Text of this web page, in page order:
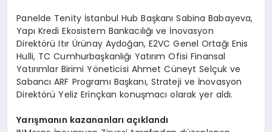
Panelde Tenity İstanbul Hub Başkanı Sabina Babayeva,
Yapı Kredi Ekosistem Bankacılığı ve İnovasyon
Direktörü Itır Ürünay Aydoğan, E2VC Genel Ortağı Enis
Hulli, TC Cumhurbaşkanlığı Yatırım Ofisi Finansal
Yatırımlar Birimi Yöneticisi Ahmet Cüneyt Selçuk ve
Sabancı ARF Programı Başkanı, Strateji ve İnovasyon
Direktörü Yeliz Erinçkan konuşmacı olarak yer aldı.
Yarışmanın kazananları açıklandı